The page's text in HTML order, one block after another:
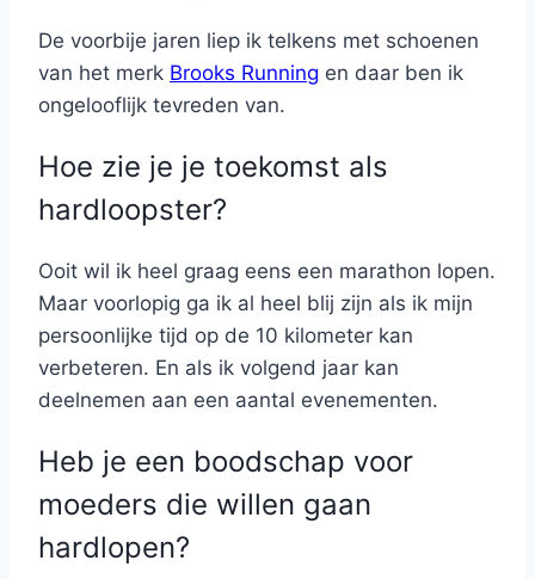
De voorbije jaren liep ik telkens met schoenen
van het merk Brooks Running en daar ben ik
ongelooflijk tevreden van.
Hoe zie je je toekomst als
hardloopster?
Ooit wil ik heel graag eens een marathon lopen.
Maar voorlopig ga ik al heel blij zijn als ik mijn
persoonlijke tijd op de 10 kilometer kan
verbeteren. En als ik volgend jaar kan
deelnemen aan een aantal evenementen.
Heb je een boodschap voor
moeders die willen gaan
hardlopen?